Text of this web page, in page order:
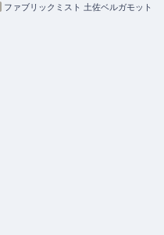
ファブリックミスト 土佐ベルガモット